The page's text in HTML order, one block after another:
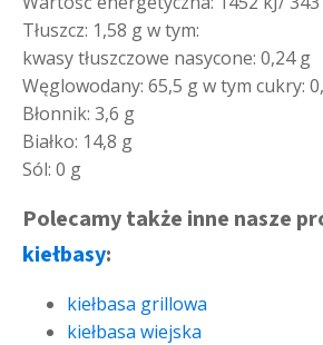
Tłuszcz: 1,58 g w tym:
kwasy tłuszczowe nasycone: 0,24 g
Węglowodany: 65,5 g w tym cukry:
Błonnik: 3,6 g
Białko: 14,8 g
Sól: 0 g
Polecamy także inne nasze
kiełbasy:
kiełbasa grillowa
kiełbasa wiejska